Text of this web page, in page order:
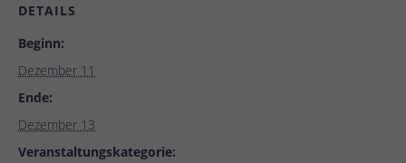
DETAILS
Beginn:
Dezember 11
Ende:
Dezember 13
Veranstaltungskategorie: